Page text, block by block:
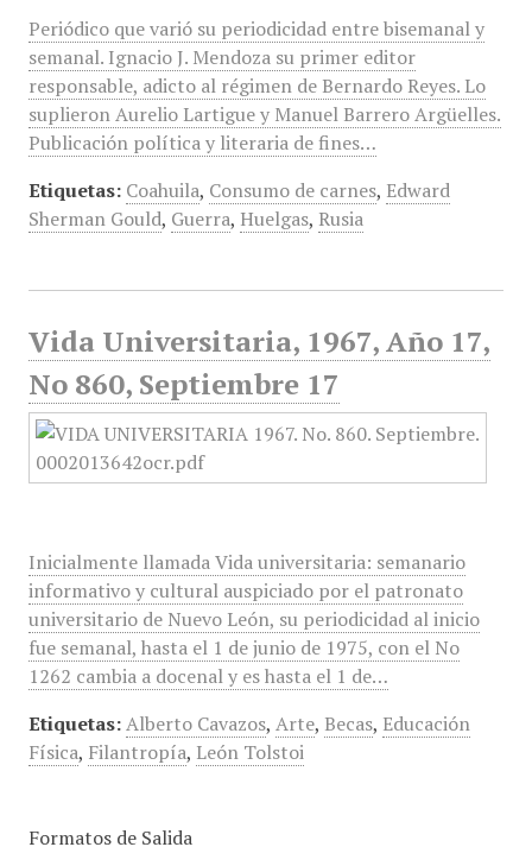
Periódico que varió su periodicidad entre bisemanal y
semanal. Ignacio J. Mendoza su primer editor
responsable, adicto al régimen de Bernardo Reyes. Lo
suplieron Aurelio Lartigue y Manuel Barrero Argüelles.
Publicación política y literaria de fines…
Etiquetas: Coahuila, Consumo de carnes, Edward
Sherman Gould, Guerra, Huelgas, Rusia
Vida Universitaria, 1967, Año 17,
No 860, Septiembre 17
Inicialmente llamada Vida universitaria: semanario
informativo y cultural auspiciado por el patronato
universitario de Nuevo León, su periodicidad al inicio
fue semanal, hasta el 1 de junio de 1975, con el No
1262 cambia a docenal y es hasta el 1 de…
Etiquetas: Alberto Cavazos, Arte, Becas, Educación
Física, Filantropía, León Tolstoi
Formatos de Salida